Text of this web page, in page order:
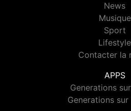
News
Musique
Sport
Lifestyle
Contacter la
APPS
Generations
Generations